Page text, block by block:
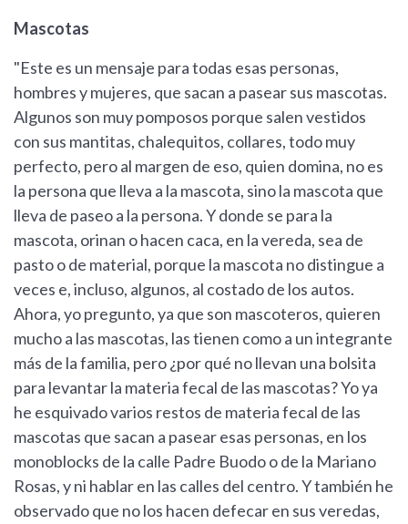
Mascotas
"Este es un mensaje para todas esas personas,
hombres y mujeres, que sacan a pasear sus mascotas.
Algunos son muy pomposos porque salen vestidos
con sus mantitas, chalequitos, collares, todo muy
perfecto, pero al margen de eso, quien domina, no es
la persona que lleva a la mascota, sino la mascota que
lleva de paseo a la persona. Y donde se para la
mascota, orinan o hacen caca, en la vereda, sea de
pasto o de material, porque la mascota no distingue a
veces e, incluso, algunos, al costado de los autos.
Ahora, yo pregunto, ya que son mascoteros, quieren
mucho a las mascotas, las tienen como a un integrante
más de la familia, pero ¿por qué no llevan una bolsita
para levantar la materia fecal de las mascotas? Yo ya
he esquivado varios restos de materia fecal de las
mascotas que sacan a pasear esas personas, en los
monoblocks de la calle Padre Buodo o de la Mariano
Rosas, y ni hablar en las calles del centro. Y también he
observado que no los hacen defecar en sus veredas,